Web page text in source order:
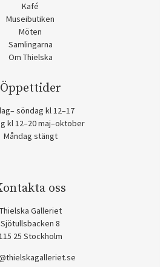
Kafé
Museibutiken
Möten
Samlingarna
Om Thielska
Öppettider
söndag kl 12–17
kl 12–20 maj–oktober
Måndag stängt
oss
Thielska Galleriet
Sjötullsbacken 8
25 Stockholm